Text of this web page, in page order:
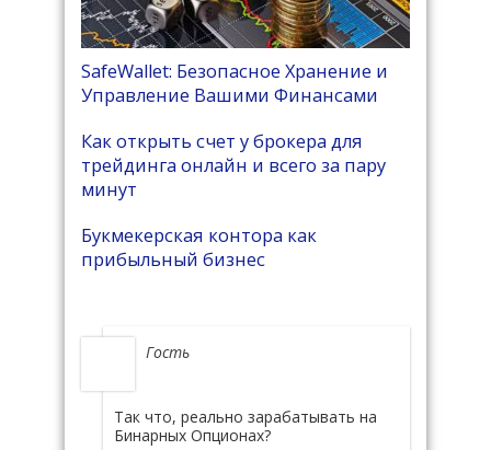
SafeWallet: Безопасное Хранение и
Управление Вашими Финансами
Как открыть счет у брокера для
трейдинга онлайн и всего за пару
минут
Букмекерская контора как
прибыльный бизнес
Гость
Так что, реально зарабатывать на
Бинарных Опционах?